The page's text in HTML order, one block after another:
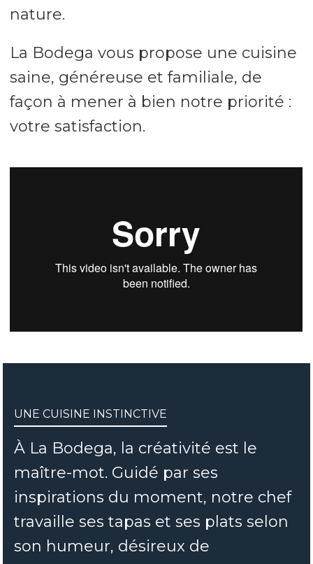
nature.
La Bodega vous propose une cuisine
saine, généreuse et familiale, de
façon à mener à bien notre priorité :
votre satisfaction.
UNE CUISINE INSTINCTIVE
À La Bodega, la créativité est le
maître-mot. Guidé par ses
inspirations du moment, notre chef
travaille ses tapas et ses plats selon
son humeur, désireux de